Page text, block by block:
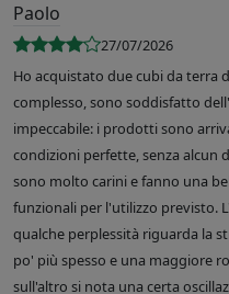
Paolo
27/07/2026
Ho acquistato due cubi da terra
complesso, sono soddisfatto
impeccabile: i prodotti sono
condizioni perfette, senza alcun
sono molto carini e fanno una
funzionali per l'utilizzo previsto.
qualche perplessità riguarda la
po' più spesso e una maggiore
sull'altro si nota una certa